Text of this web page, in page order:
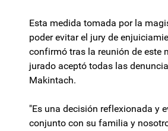
Esta medida tomada por la
poder evitar el jury de
confirmó tras la reunión de este
jurado aceptó todas las
Makintach.
"Es una decisión reflexionada y
conjunto con su familia y